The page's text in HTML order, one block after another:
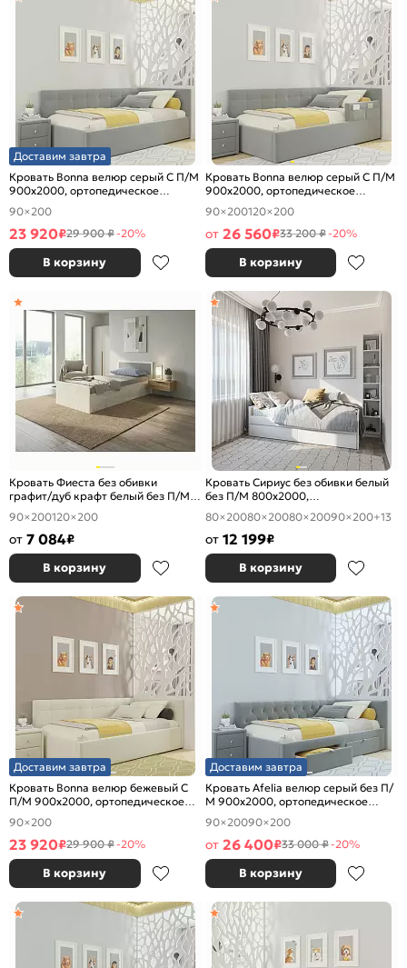
Доставим завтра
Кровать Bonna велюр серый С П/М
900x2000, ортопедическое
основание, изголовье мягкое
90×200
23 920₽29 900 ₽-20%
В корзину
Кровать Bonna велюр серый С П/М
900x2000, ортопедическое
основание, изголовье мягкое
90×200120×200
от 26 560₽33 200 ₽-20%
В корзину
Кровать Фиеста без обивки
графит/дуб крафт белый без П/М
900x2000, изголовье жесткое
90×200120×200
от 7 084₽
В корзину
Кровать Сириус без обивки белый
без П/М 800x2000,
ортопедическое основание,
изголовье жесткое
80×20080×20080×20090×200+13
от 12 199₽
В корзину
Доставим завтра
Кровать Bonna велюр бежевый С
П/М 900x2000, ортопедическое
основание, изголовье мягкое
90×200
23 920₽29 900 ₽-20%
В корзину
Доставим завтра
Кровать Afelia велюр серый без П/
М 900x2000, ортопедическое
основание, изголовье мягкое
90×20090×200
от 26 400₽33 000 ₽-20%
В корзину